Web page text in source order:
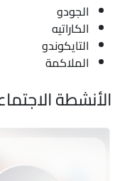
الجودو
الكاراتيه
التايكوندو
الملاكمة
الأنشطة